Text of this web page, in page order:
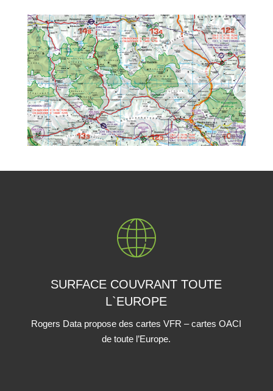
SURFACE COUVRANT TOUTE
L`EUROPE
Rogers Data propose des cartes VFR – cartes OACI
de toute l’Europe.